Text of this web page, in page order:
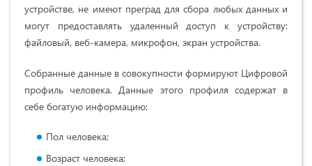
устройстве, не имеют преград для сбора любых данных и
могут предоставлять удаленный доступ к устройству:
файловый, веб-камера, микрофон, экран устройства.
Собранные данные в совокупности формируют Цифровой
профиль человека. Данные этого профиля содержат в
себе богатую информацию:
Пол человека;
Возраст человека;